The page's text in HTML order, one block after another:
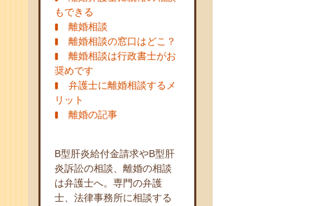
もできる
離婚相談
離婚相談の窓口はどこ？
離婚相談は行政書士がお
奨めです
弁護士に離婚相談するメ
リット
離婚の記事
B型肝炎給付金請求やB型肝
炎訴訟の相談、離婚の相談
は弁護士へ。専門の弁護
士、法律事務所に相談する